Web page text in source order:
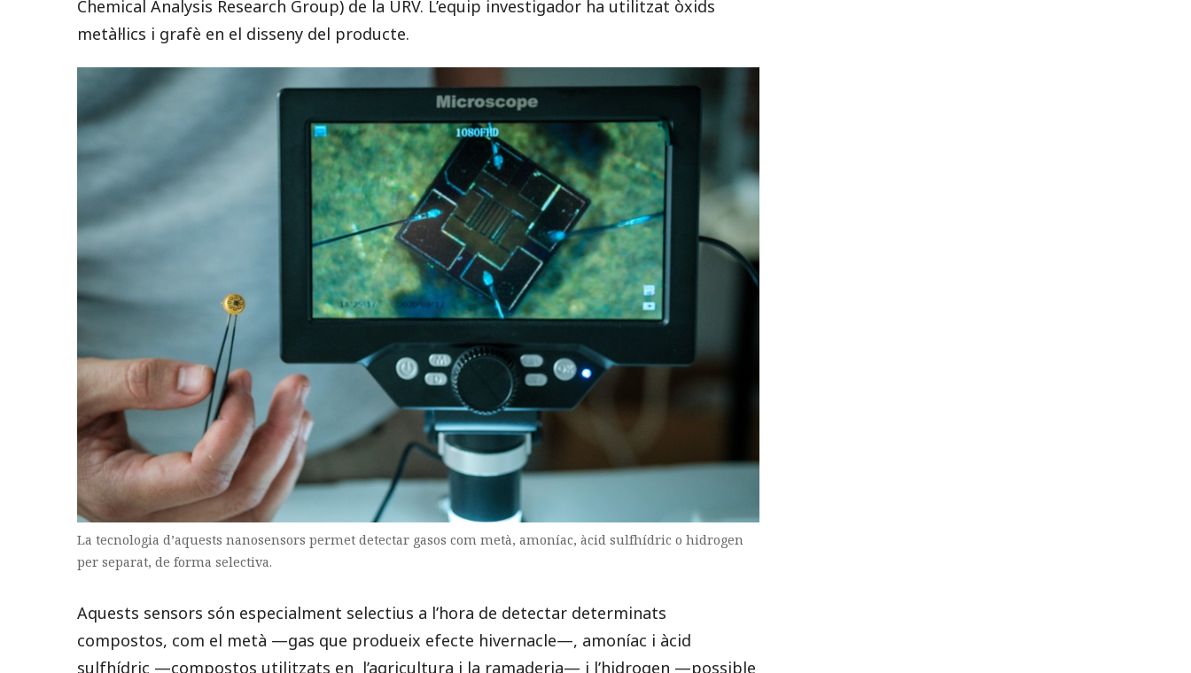
Chemical Analysis Research Group) de la URV. L’equip investigador ha utilitzat òxids
metàl·lics i grafè en el disseny del producte.
La tecnologia d’aquests nanosensors permet detectar gasos com metà, amoníac, àcid sulfhídric o hidrogen
per separat, de forma selectiva.
Aquests sensors són especialment selectius a l’hora de detectar determinats
compostos, com el metà —gas que produeix efecte hivernacle—, amoníac i àcid
sulfhídric —compostos utilitzats en l’agricultura i la ramaderia— i l’hidrogen —possible